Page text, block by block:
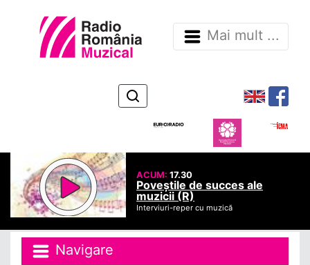
Mai mult ...
ACUM:17.30
Poveștile de succes ale
muzicii (R)
Interviuri-reper cu muzică
Navigare